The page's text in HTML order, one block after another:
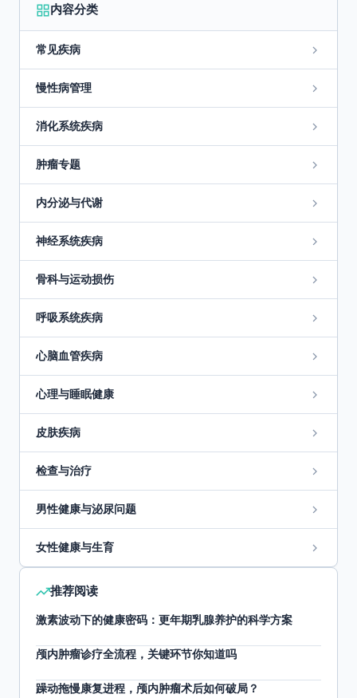
内容分类
常见疾病
慢性病管理
消化系统疾病
肿瘤专题
内分泌与代谢
神经系统疾病
骨科与运动损伤
呼吸系统疾病
心脑血管疾病
心理与睡眠健康
皮肤疾病
检查与治疗
男性健康与泌尿问题
女性健康与生育
推荐阅读
激素波动下的健康密码：更年期乳腺养护的科学方案
颅内肿瘤诊疗全流程，关键环节你知道吗
躁动拖慢康复进程，颅内肿瘤术后如何破局？